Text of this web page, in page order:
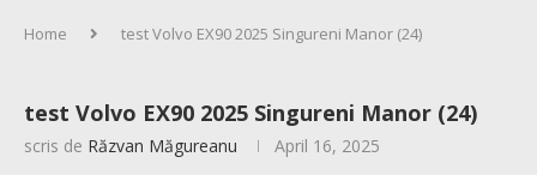
Home test Volvo EX90 2025 Singureni Manor (24)
test Volvo EX90 2025 Singureni Manor (24)
scris de Răzvan Măgureanu April 16, 2025